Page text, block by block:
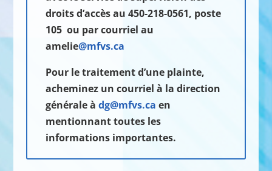
droits d’accès au 450-218-0561, poste
105ou par courriel au
amelie@mfvs.ca
Pour le traitement d’une plainte,
acheminez un courriel à la direction
générale à dg@mfvs.ca en
mentionnant toutes les
informations importantes.